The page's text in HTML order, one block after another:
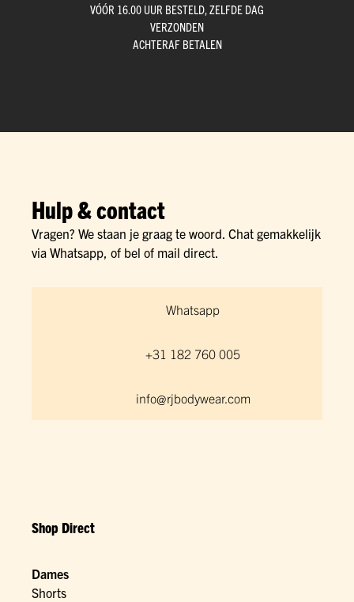
VÓÓR 16.00 UUR BESTELD, ZELFDE DAG
VERZONDEN
ACHTERAF BETALEN
Hulp & contact
Vragen? We staan je graag te woord. Chat gemakkelijk
via Whatsapp, of bel of mail direct.
Whatsapp
+31 182 760 005
info@rjbodywear.com
Shop Direct
Dames
Shorts